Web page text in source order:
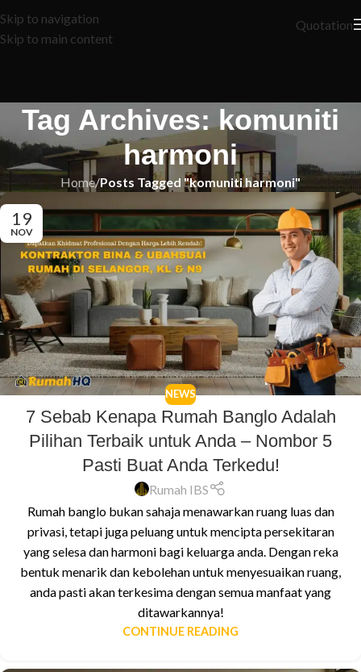
Skip to navigation
Skip to main content
Quotation
Tag Archives: komuniti
harmoni
Home/Posts Tagged "komuniti harmoni"
19
NOV
NEWS
7 Sebab Kenapa Rumah Banglo Adalah
Pilihan Terbaik untuk Anda – Nombor 5
Pasti Buat Anda Terkedu!
Rumah IBS
Rumah banglo bukan sahaja menawarkan ruang luas dan
privasi, tetapi juga peluang untuk mencipta persekitaran
yang selesa dan harmoni bagi keluarga anda. Dengan reka
bentuk menarik dan kebolehan untuk menyesuaikan ruang,
anda pasti akan terkesima dengan semua manfaat yang
ditawarkannya!
CONTINUE READING